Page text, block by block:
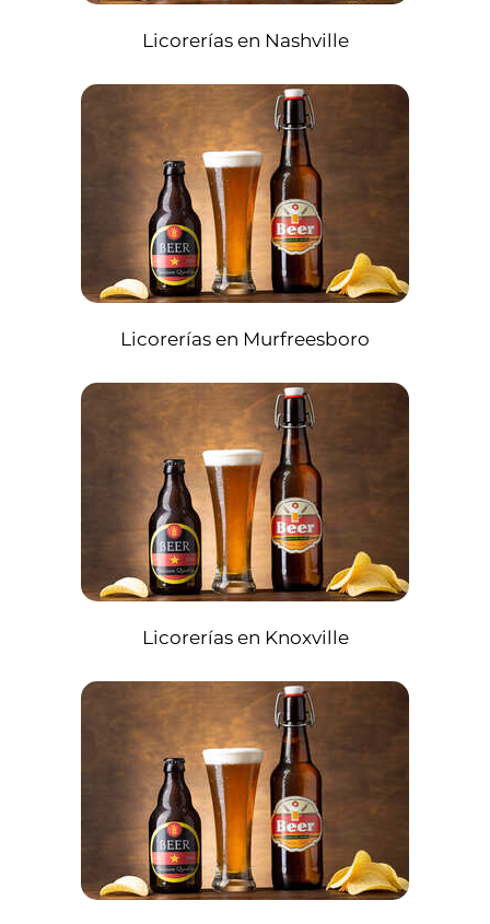
Licorerías en Nashville
Licorerías en Murfreesboro
Licorerías en Knoxville